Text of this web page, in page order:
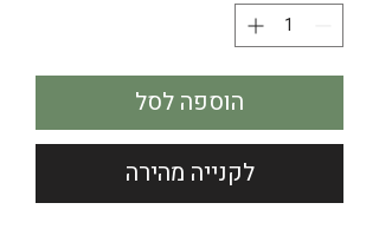
הוספה לסל
לקנייה מהירה